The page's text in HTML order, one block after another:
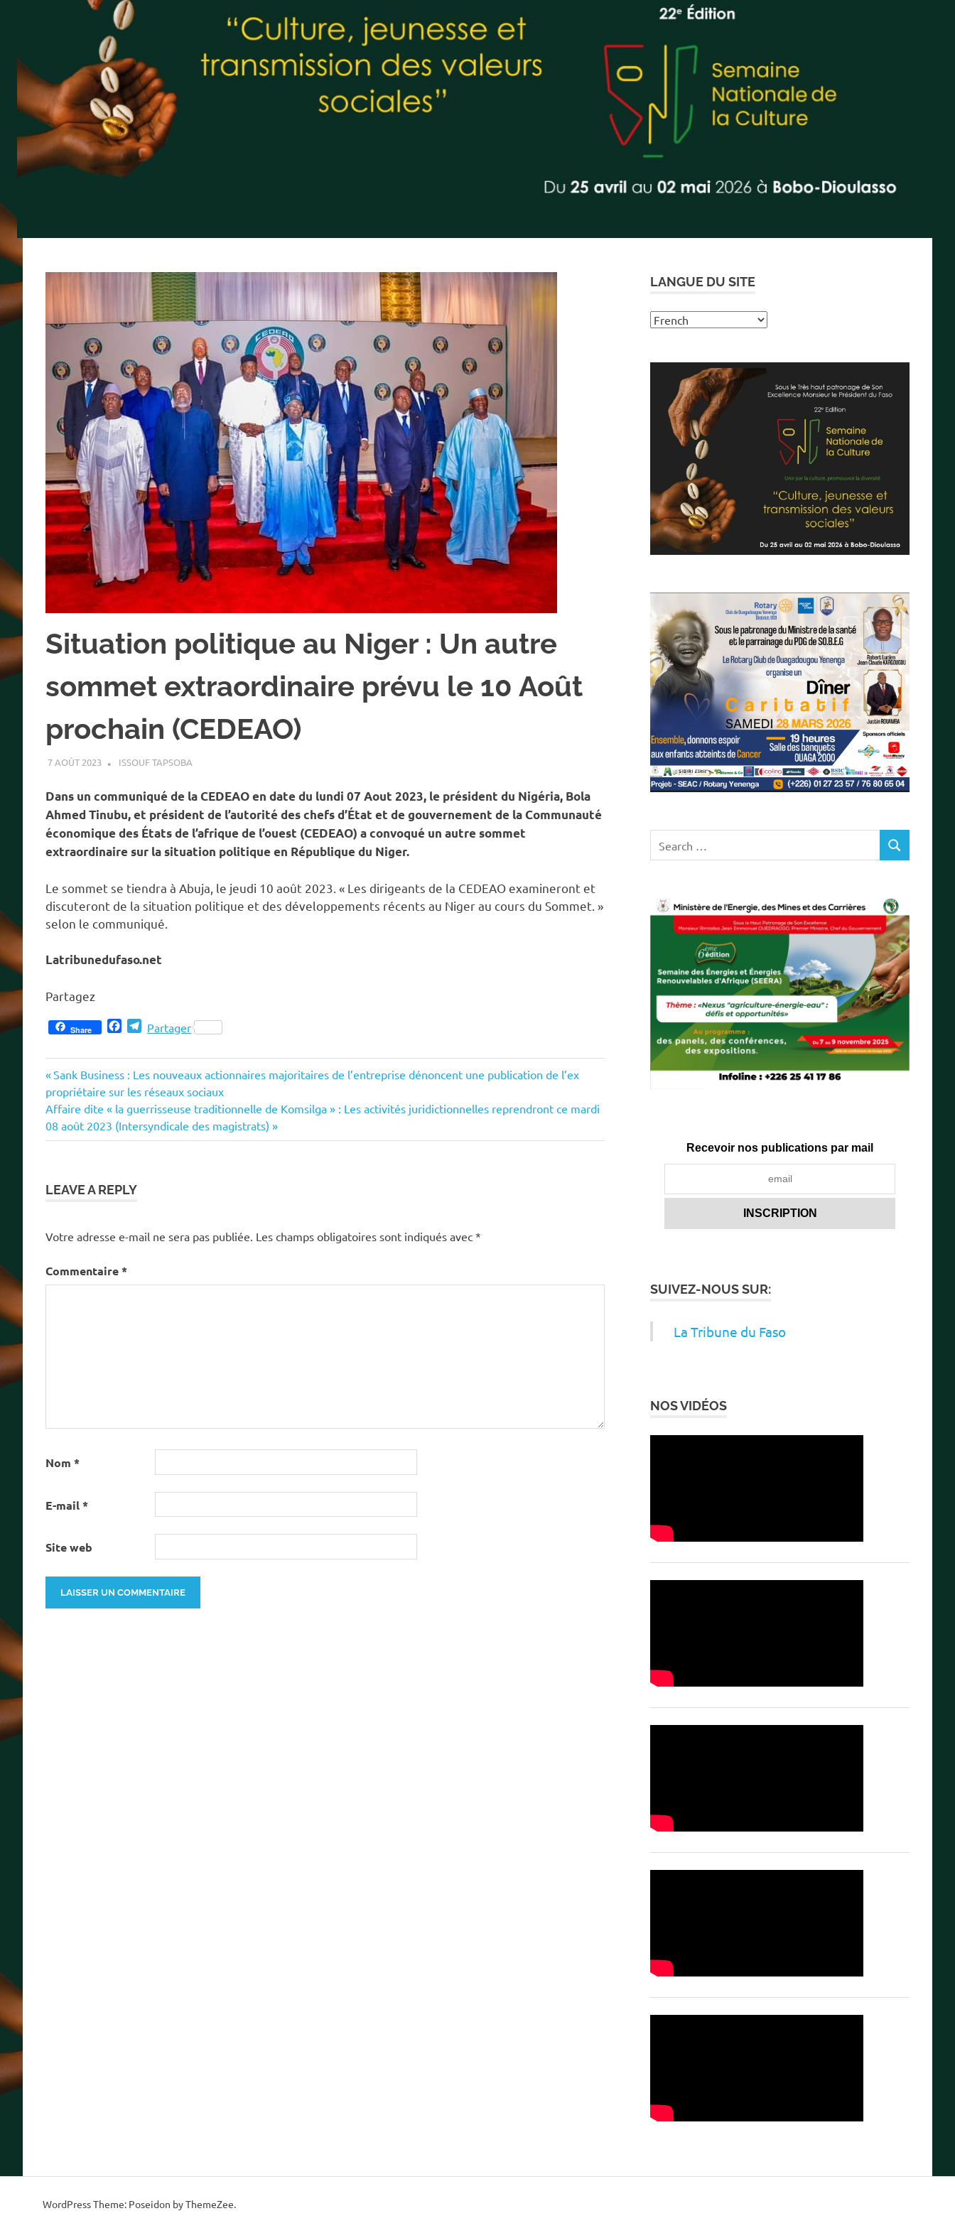
Situation politique au Niger : Un autre
sommet extraordinaire prévu le 10 Août
prochain (CEDEAO)
7 AOÛT 2023 ISSOUF TAPSOBA
Dans un communiqué de la CEDEAO en date du lundi 07 Aout 2023, le président du Nigéria, Bola
Ahmed Tinubu, et président de l’autorité des chefs d’État et de gouvernement de la Communauté
économique des États de l’afrique de l’ouest (CEDEAO) a convoqué un autre sommet
extraordinaire sur la situation politique en République du Niger.
Le sommet se tiendra à Abuja, le jeudi 10 août 2023. « Les dirigeants de la CEDEAO examineront et
discuteront de la situation politique et des développements récents au Niger au cours du Sommet. »
selon le communiqué.
Latribunedufaso.net
Partagez
Share FacebookTelegram
Partager
Navigation
de
l’article
Previous
Post:
Sank Business : Les nouveaux actionnaires majoritaires de l’entreprise dénoncent une publication de l’ex
propriétaire sur les réseaux sociaux
Next
Post:
Affaire dite « la guerrisseuse traditionnelle de Komsilga » : Les activités juridictionnelles reprendront ce mardi
08 août 2023 (Intersyndicale des magistrats)
LEAVE A REPLY
Votre adresse e-mail ne sera pas publiée. Les champs obligatoires sont indiqués avec *
Commentaire*
Nom *
E-mail*
Site web
LANGUE DU SITE
for:
SEARCH
Recevoir nos publications par mail
SUIVEZ-NOUS SUR:
La Tribune du Faso
NOS VIDÉOS
WordPress Theme: Poseidon by ThemeZee.